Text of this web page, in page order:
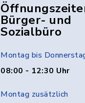
Bürger- und
Sozialbüro
Montag bis
08:00 - 12:30 Uhr
Montag zusätzlich